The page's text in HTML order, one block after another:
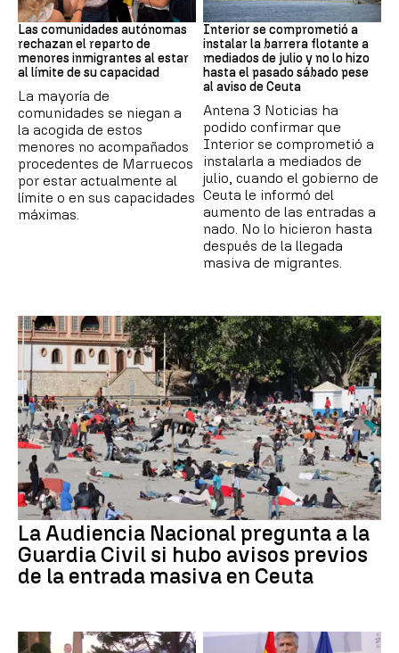
Crisis Migratoria
Las comunidades autónomas
rechazan el reparto de
menores inmigrantes al estar
al límite de su capacidad
La mayoría de
comunidades se niegan a
la acogida de estos
menores no acompañados
procedentes de Marruecos
por estar actualmente al
límite o en sus capacidades
máximas.
CRISIS MIGRATORIA
Interior se comprometió a
instalar la barrera flotante a
mediados de julio y no lo hizo
hasta el pasado sábado pese
al aviso de Ceuta
Antena 3 Noticias ha
podido confirmar que
Interior se comprometió a
instalarla a mediados de
julio, cuando el gobierno de
Ceuta le informó del
aumento de las entradas a
nado. No lo hicieron hasta
después de la llegada
masiva de migrantes.
La Audiencia Nacional pregunta a la
Guardia Civil si hubo avisos previos
de la entrada masiva en Ceuta